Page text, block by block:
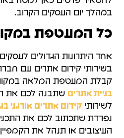
במהלך יום העסקים הקרוב.
כל המעטפת
אחד היתרונות הגדולים
בשירותי קידום אתרים עם
קבלת המעטפת המלאה
בניית אתרים שתבנה לכם את
לשירותי קידום אתרים אורגני
נפרדת שתכתוב לכם את
העיצובים או תנהל את